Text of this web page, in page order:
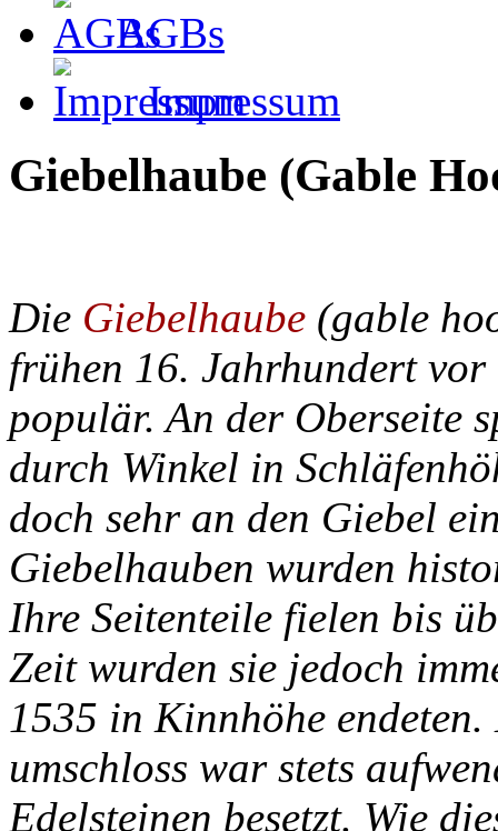
AGBs
Impressum
Giebelhaube (Gable
Die Giebelhaube (gable
frühen 16. Jahrhundert
populär. An der Oberseite
durch Winkel in
doch sehr an den Giebel
Giebelhauben wurden
Ihre Seitenteile fielen bis
Zeit wurden sie jedoch
1535 in Kinnhöhe
umschloss war stets
Edelsteinen besetzt. Wie